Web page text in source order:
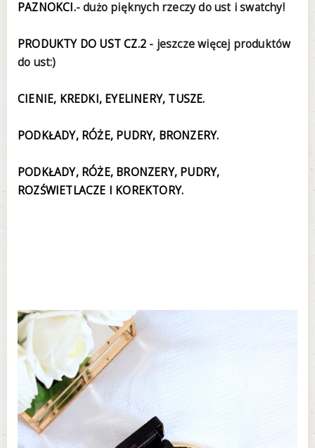
PAZNOKCI.- dużo pięknych rzeczy do ust i swatchy!
PRODUKTY DO UST CZ.2 - jeszcze więcej produktów
do ust:)
CIENIE, KREDKI, EYELINERY, TUSZE.
PODKŁADY, RÓŻE, PUDRY, BRONZERY.
PODKŁADY, RÓŻE, BRONZERY, PUDRY,
ROZŚWIETLACZE I KOREKTORY.